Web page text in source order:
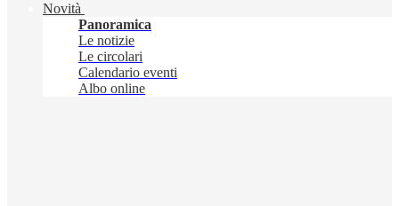
Novità
Panoramica
Le notizie
Le circolari
Calendario eventi
Albo online